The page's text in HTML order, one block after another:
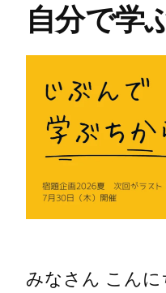
自分で学
みなさん こんに